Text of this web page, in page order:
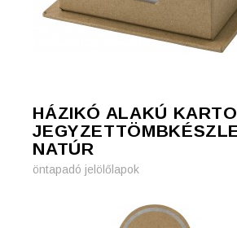
HÁZIKÓ ALAKÚ
NATÚR
öntapadó jelölőlapok